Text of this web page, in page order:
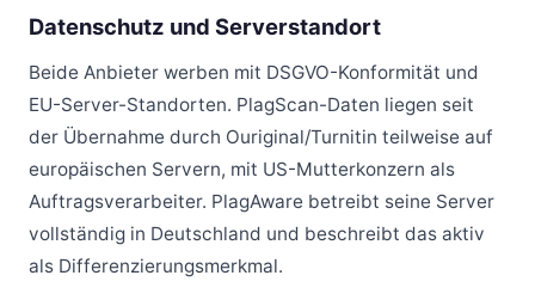
Datenschutz und Serverstandort
Beide Anbieter werben mit DSGVO-Konformität und
EU-Server-Standorten. PlagScan-Daten liegen seit
der Übernahme durch Ouriginal/Turnitin teilweise auf
europäischen Servern, mit US-Mutterkonzern als
Auftragsverarbeiter. PlagAware betreibt seine Server
vollständig in Deutschland und beschreibt das aktiv
als Differenzierungsmerkmal.